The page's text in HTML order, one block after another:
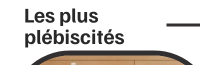
Les plus
plébiscités